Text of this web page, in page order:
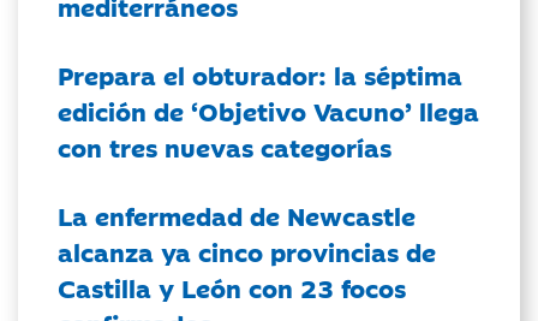
Prepara el obturador: la séptima
edición de ‘Objetivo Vacuno’ llega
con tres nuevas categorías
La enfermedad de Newcastle
alcanza ya cinco provincias de
Castilla y León con 23 focos